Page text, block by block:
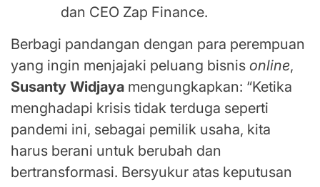
dan CEO Zap Finance.
Berbagi pandangan dengan para perempuan
yang ingin menjajaki peluang bisnis online,
Susanty Widjaya mengungkapkan: “Ketika
menghadapi krisis tidak terduga seperti
pandemi ini, sebagai pemilik usaha, kita
harus berani untuk berubah dan
bertransformasi. Bersyukur atas keputusan